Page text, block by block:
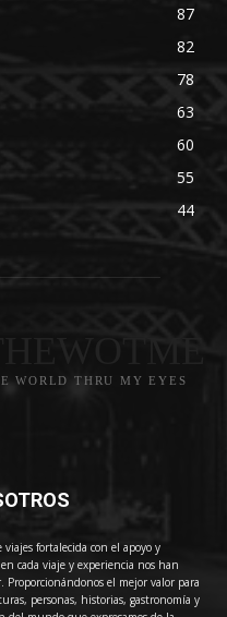
87
82
78
63
60
55
44
WORLD THRU MY EYES
fortalecida con el apoyo y
cada viaje y experiencia nos han
el mejor valor para
personas, historias, gastronomía y